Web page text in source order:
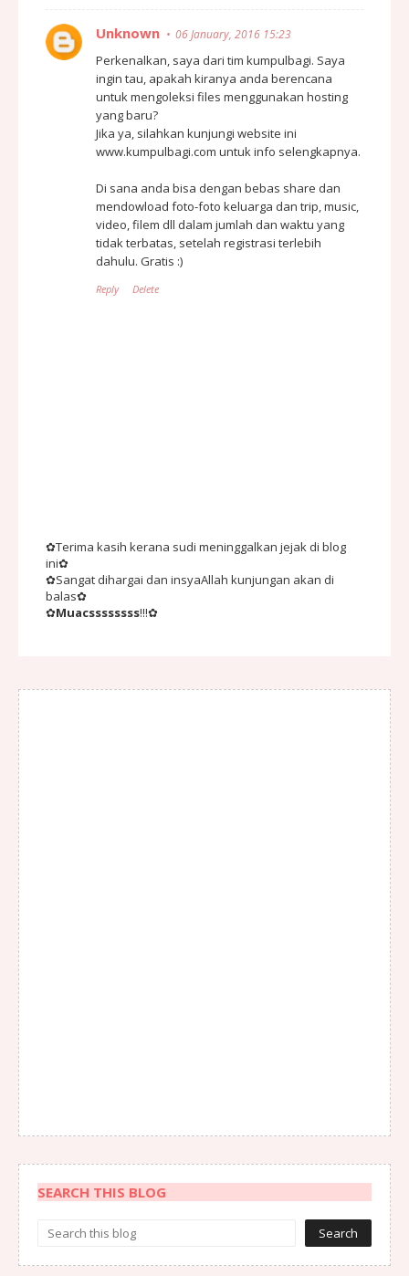
Unknown 06 January, 2016 15:23
Perkenalkan, saya dari tim kumpulbagi. Saya
ingin tau, apakah kiranya anda berencana
untuk mengoleksi files menggunakan hosting
yang baru?
Jika ya, silahkan kunjungi website ini
www.kumpulbagi.com untuk info selengkapnya.
Di sana anda bisa dengan bebas share dan
mendowload foto-foto keluarga dan trip, music,
video, filem dll dalam jumlah dan waktu yang
tidak terbatas, setelah registrasi terlebih
dahulu. Gratis :)
Reply Delete
✿Terima kasih kerana sudi meninggalkan jejak di blog
ini✿
✿Sangat dihargai dan insyaAllah kunjungan akan di
balas✿
✿Muacssssssss!!!✿
SEARCH THIS BLOG